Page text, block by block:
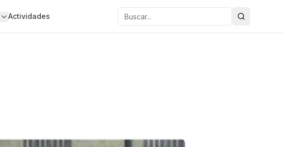
Actividades Buscar